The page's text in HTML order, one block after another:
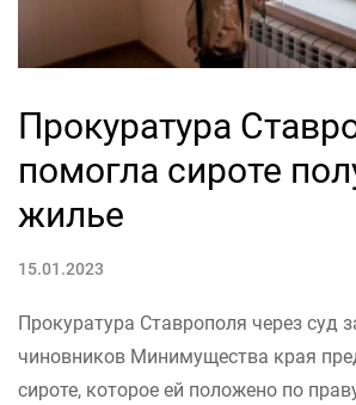
Прокуратура
помогла сироте
жилье
15.01.2023
Прокуратура Ставрополя через суд
чиновников Минимущества края
сироте, которое ей положено по